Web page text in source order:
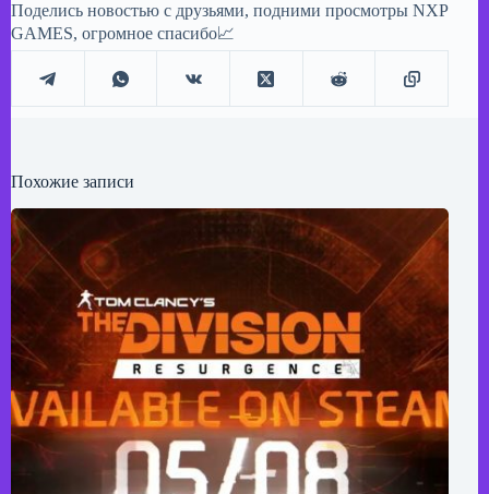
Поделись новостью с друзьями, подними просмотры NXP
GAMES, огромное спасибо📈
Похожие записи